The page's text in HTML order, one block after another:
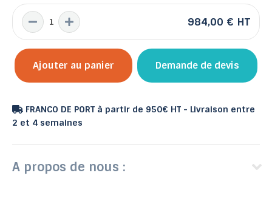
984,00 € HT
Ajouter au panier Demande de devis
FRANCO DE PORT à partir de 950€ HT - Livraison entre
2 et 4 semaines
A propos de nous :